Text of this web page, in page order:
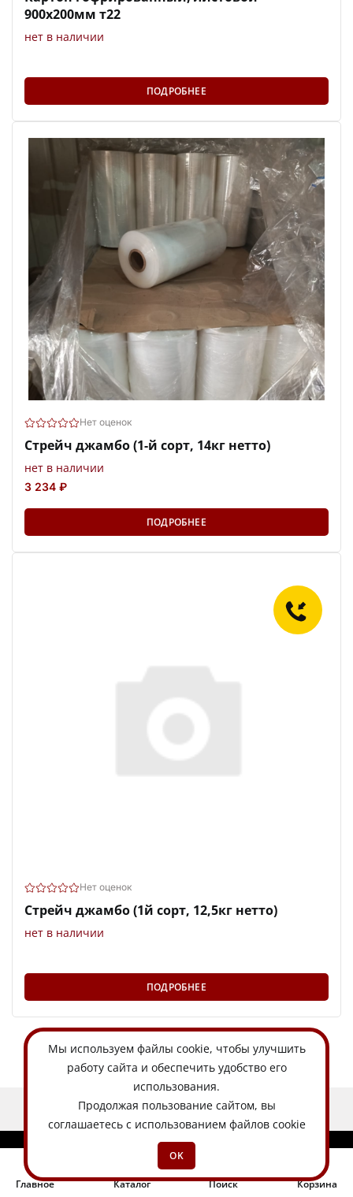
Главное Каталог Поиск Корзина
900х200мм т22
нет в наличии
ПОДРОБНЕЕ
Нет оценок
Стрейч джамбо (1-й сорт, 14кг нетто)
нет в наличии
3 234 ₽
ПОДРОБНЕЕ
Нет оценок
Стрейч джамбо (1й сорт, 12,5кг нетто)
нет в наличии
ПОДРОБНЕЕ
ЕСТЬ ИДЕЯ?
Мы используем файлы cookie, чтобы улучшить
работу сайта и обеспечить удобство его
использования.
Продолжая пользование сайтом, вы
соглашаетесь с использованием файлов cookie
OK